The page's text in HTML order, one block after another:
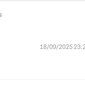
18/09/2025